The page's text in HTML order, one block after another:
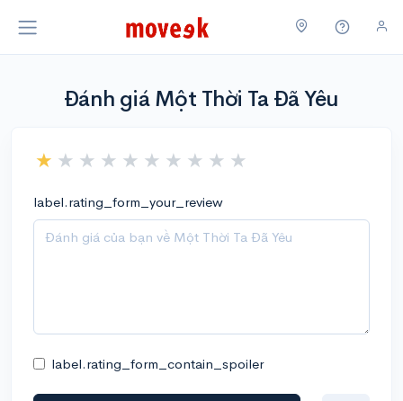
Đánh giá Một Thời Ta Đã Yêu
label.rating_form_your_review
label.rating_form_contain_spoiler